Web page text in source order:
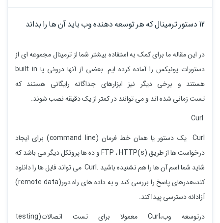
12 دستور ترمینال که هر توسعه دهنده وب باید آن ها را بداند
در این مقاله ما برای کمک به استفاده بیشتر شما از ترمینال مجموعه ای از
دستورات یونیکس را آماده کرده ایم. بعضی از آنها درونی یا built in
هستند و برخی دیگر نیز ابزارهای جداگانه رایگانی هستند که
تست زمانی شده اند و می توانند در کمتر از یک دقیقه نصب شوند.
Curl یک دستور یا همان خط فرمان (command line) برای ایجاد
درخواست ها از طریق FTP ، HTTP(s) و ده ها پروتکل دیگر می باشد که
شاید شما اسم آن ها را هم نشنیده باشید .Curl می تواند فایل ها را دانلود
کند،هدرهای پاسخ را بررسی کند و به داده های راه دور(remote data)
آزادانه دسترسی پیدا کند.
درتوسعه وب،Curl معمولا برای تست اتصالات(testing